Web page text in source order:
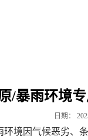
/暴雨环境
日期：
环境因气候恶劣、